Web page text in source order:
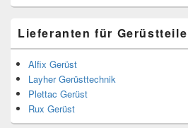
Lieferanten für Gerüstteile
Alfix Gerüst
Layher Gerüsttechnik
Plettac Gerüst
Rux Gerüst